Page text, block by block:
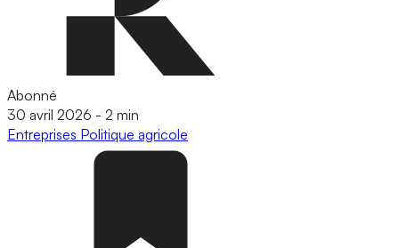
Abonné
30 avril 2026 - 2 min
Entreprises Politique agricole